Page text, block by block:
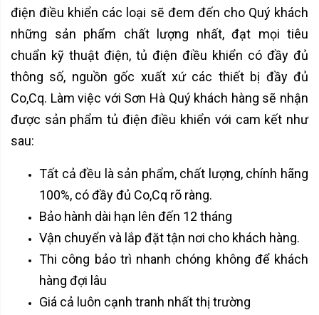
điện điều khiển các loại sẽ đem đến cho Quý khách
những sản phẩm chất lượng nhất, đạt mọi tiêu
chuẩn kỹ thuật điện, tủ điện điều khiển có đầy đủ
thông số, nguồn gốc xuất xứ các thiết bị đầy đủ
Co,Cq. Làm việc với Sơn Hà Quý khách hàng sẽ nhận
được sản phẩm tủ điện điều khiển với cam kết như
sau:
Tất cả đều là sản phẩm, chất lượng, chính hãng
100%, có đầy đủ Co,Cq rõ ràng.
Bảo hành dài hạn lên đến 12 tháng
Vận chuyển và lắp đặt tận nơi cho khách hàng.
Thi công bảo trì nhanh chóng không để khách
hàng đợi lâu
Giá cả luôn cạnh tranh nhất thị trường